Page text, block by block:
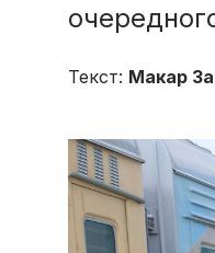
Текст: Макар